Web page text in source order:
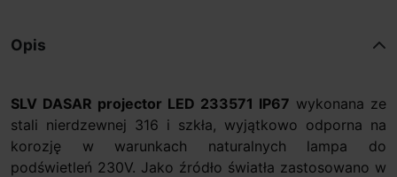
Opis
SLV DASAR projector LED 233571 IP67 wykonana ze
stali nierdzewnej 316 i szkła, wyjątkowo odporna na
korozję w warunkach naturalnych lampa do
podświetleń 230V. Jako źródło światła zastosowano w